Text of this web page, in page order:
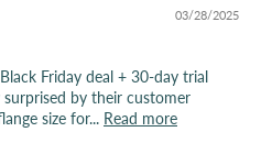
03/28/2025
Friday deal + 30-day trial
by their customer
size for... Read more